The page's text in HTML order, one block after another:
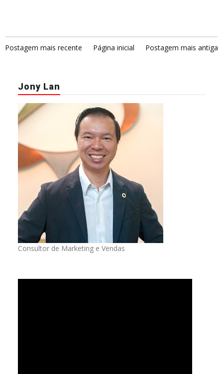
Postagem mais recente Página inicial Postagem mais antiga
Jony Lan
Consultor de Marketing e Vendas